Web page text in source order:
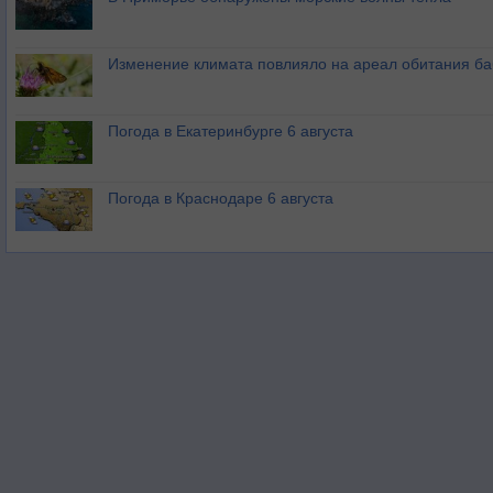
Изменение климата повлияло на ареал обитания
Погода в Екатеринбурге 6 августа
Погода в Краснодаре 6 августа